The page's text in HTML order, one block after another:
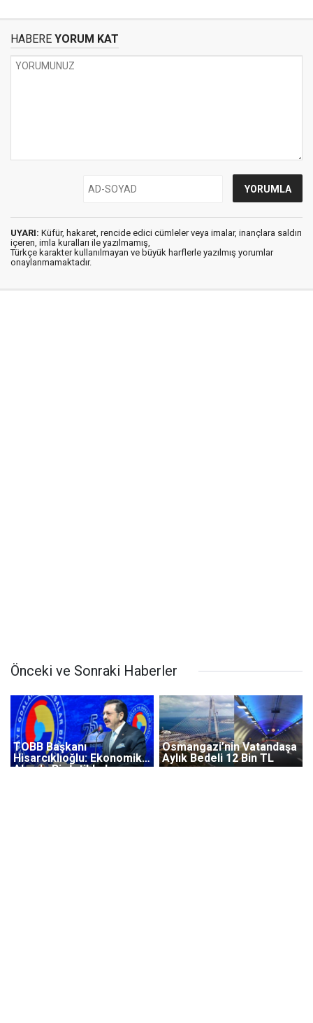
HABERE YORUM KAT
UYARI: Küfür, hakaret, rencide edici cümleler veya imalar, inançlara saldırı
içeren, imla kuralları ile yazılmamış,
Türkçe karakter kullanılmayan ve büyük harflerle yazılmış yorumlar
onaylanmamaktadır.
Önceki ve Sonraki Haberler
TOBB Başkanı
Hisarcıklıoğlu: Ekonomik
Alanda Bir İstikbal
Osmangazi’nin Vatandaşa
Aylık Bedeli 12 Bin TL